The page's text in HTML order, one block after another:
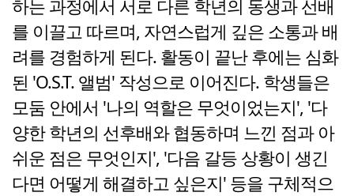
하는 과정에서 서로 다른 학년의 동생과 선배
를 이끌고 따르며, 자연스럽게 깊은 소통과 배
려를 경험하게 된다. 활동이 끝난 후에는 심화
된 'O.S.T. 앨범' 작성으로 이어진다. 학생들은
모둠 안에서 '나의 역할은 무엇이었는지', '다
양한 학년의 선후배와 협동하며 느낀 점과 아
쉬운 점은 무엇인지', '다음 갈등 상황이 생긴
다면 어떻게 해결하고 싶은지' 등을 구체적으